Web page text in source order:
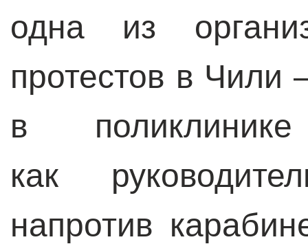
одна из
протестов в Чили
в
как
напротив